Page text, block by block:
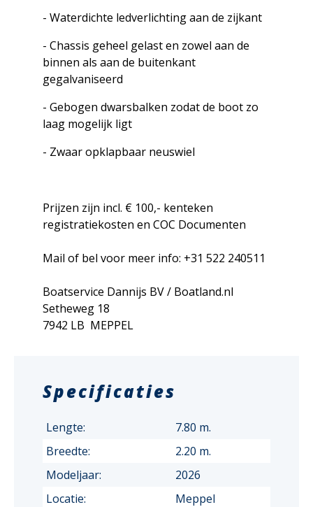
- Waterdichte ledverlichting aan de zijkant
- Chassis geheel gelast en zowel aan de
binnen als aan de buitenkant
gegalvaniseerd
- Gebogen dwarsbalken zodat de boot zo
laag mogelijk ligt
- Zwaar opklapbaar neuswiel
Prijzen zijn incl. € 100,- kenteken
registratiekosten en COC Documenten
Mail of bel voor meer info: +31 522 240511
Boatservice Dannijs BV / Boatland.nl
Setheweg 18
7942 LB MEPPEL
Specificaties
Lengte:
7.80 m.
Breedte:
2.20 m.
Modeljaar:
2026
Locatie:
Meppel